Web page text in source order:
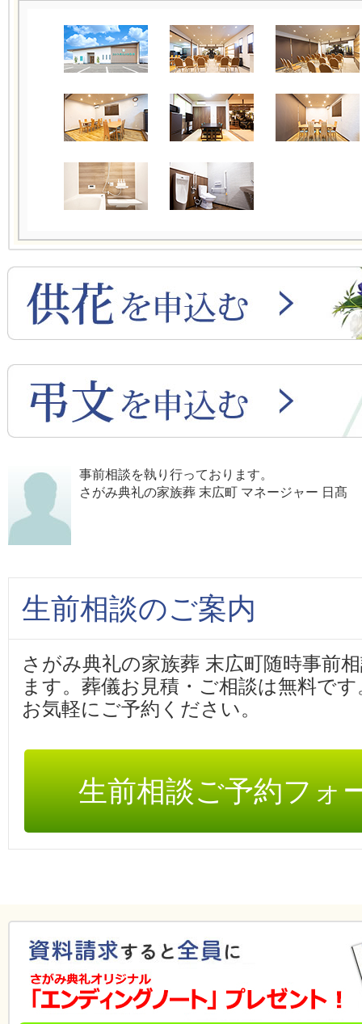
事前相談を執り行っております。
さがみ典礼の家族葬 末広町 マネージャー 日髙
生前相談のご案内
さがみ典礼の家族葬 末広町随時事前
ます。葬儀お見積・ご相談は無料です
お気軽にご予約ください。
生前相談ご予約フォ